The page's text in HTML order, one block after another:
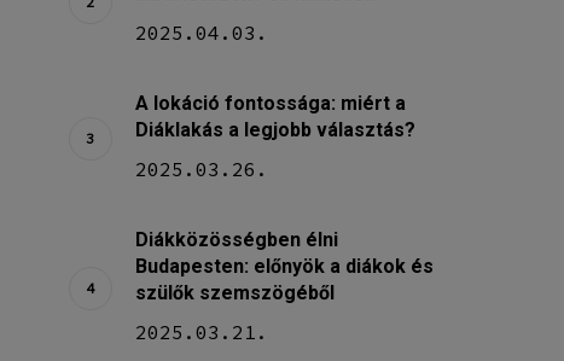
2025.04.03.
A lokáció fontossága: miért a
Diáklakás a legjobb választás?
2025.03.26.
Diákközösségben élni
Budapesten: előnyök a diákok és
szülők szemszögéből
2025.03.21.